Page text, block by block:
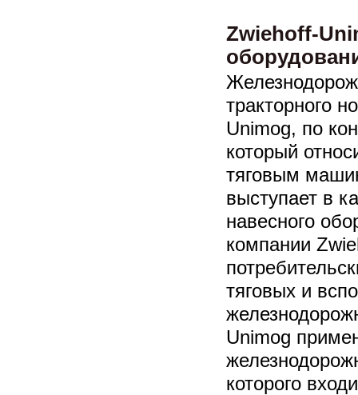
Zwiehoff-
тракторного
Unimog, по
который
тяговым
выступает в
навесного
компании
тяговых и
Unimog
которого